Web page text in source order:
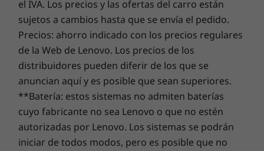
Capacidad multitarea Smart
Lenovo Vantage
McAfee LiveSafe™
Microsoft Office
Contenido de la caja
IdeaPad Slim 3 de 8.ªgeneración [35,56 cm (14″), AMD]
Adaptador de alimentación (Solo modelos
seleccionados)
garantía de tu ordenador. Pero aquí está el verdadero
cambio revolucionario: ofrecemos unaSealed Battery
Warranty de tres añosen algunos PC. Disfruta de tres
años de batería con una autonomía sin problemas al
comprar esta actualización con tu dispositivo o durante
el período de garantía de la batería original de un año
(si tu batería está en buen estado). Y lo que es mejor,
tienes cubierto un cambio de batería en caso de sufrir
contratiempos. Mejora tu experiencia con la opción de
actualizar al On-site Service. En Lenovo, la excelencia
el IVA. Los precios y las ofertas del carro están
sujetos a cambios hasta que se envía el pedido.
Precios: ahorro indicado con los precios regulares
de la Web de Lenovo. Los precios de los
distribuidores pueden diferir de los que se
anuncian aquí y es posible que sean superiores.
**Batería: estos sistemas no admiten baterías
cuyo fabricante no sea Lenovo o que no estén
autorizadas por Lenovo. Los sistemas se podrán
iniciar de todos modos, pero es posible que no